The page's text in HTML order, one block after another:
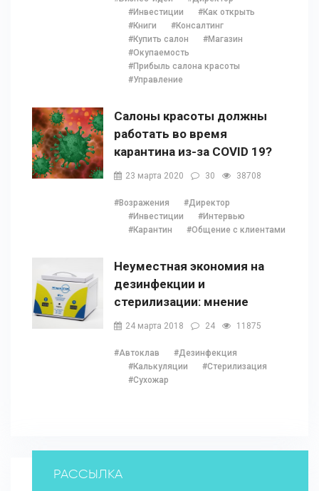
#Инвестиции
#Как открыть
#Книги
#Консалтинг
#Купить салон
#Магазин
#Окупаемость
#Прибыль салона красоты
#Управление
Салоны красоты должны
работать во время
карантина из-за COVID 19?
23 марта 2020 30 38708
#Возражения
#Директор
#Инвестиции
#Интервью
#Карантин
#Общение с клиентами
Неуместная экономия на
дезинфекции и
стерилизации: мнение
Наталии Ушецкой
24 марта 2018 24 11875
#Автоклав
#Дезинфекция
#Калькуляции
#Стерилизация
#Сухожар
РАССЫЛКА